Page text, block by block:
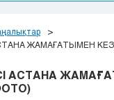
ЖАМАҒАТЫМЕН
АСТАНА